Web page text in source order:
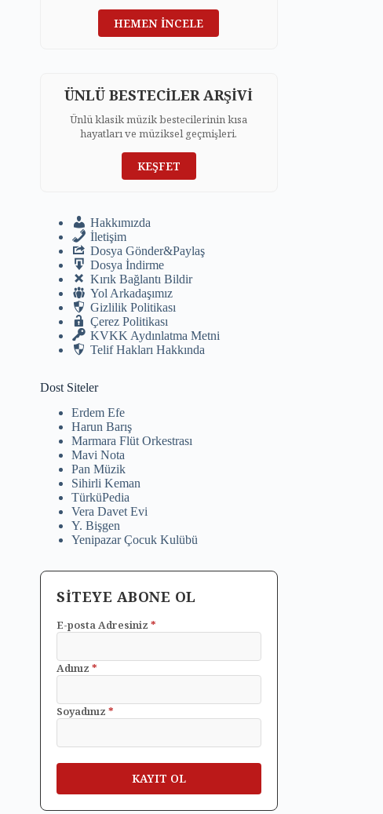
HEMEN İNCELE
ÜNLÜ BESTECİLER ARŞİVİ
Ünlü klasik müzik bestecilerinin kısa
hayatları ve müziksel geçmişleri.
KEŞFET
Hakkımızda
İletişim
Dosya Gönder&Paylaş
Dosya İndirme
Kırık Bağlantı Bildir
Yol Arkadaşımız
Gizlilik Politikası
Çerez Politikası
KVKK Aydınlatma Metni
Telif Hakları Hakkında
Dost Siteler
Erdem Efe
Harun Barış
Marmara Flüt Orkestrası
Mavi Nota
Pan Müzik
Sihirli Keman
TürküPedia
Vera Davet Evi
Y. Bişgen
Yenipazar Çocuk Kulübü
SİTEYE ABONE OL
E-posta Adresiniz*
Adınız*
Soyadınız*